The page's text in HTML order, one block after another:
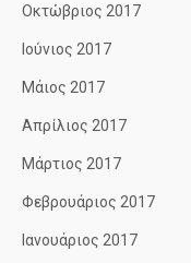
Οκτώβριος 2017
Ιούνιος 2017
Μάιος 2017
Απρίλιος 2017
Μάρτιος 2017
Φεβρουάριος 2017
Ιανουάριος 2017